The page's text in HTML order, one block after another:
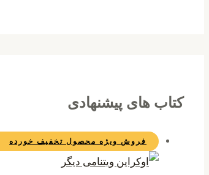
کتاب های پیشنهادی
فروش ویژه محصول تخفیف خورده